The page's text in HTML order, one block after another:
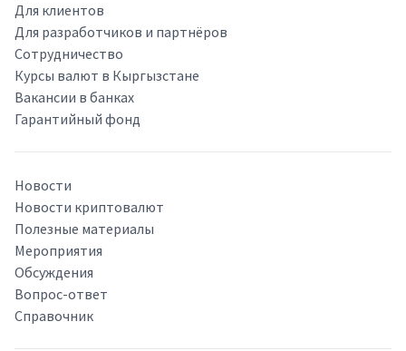
Для клиентов
Для разработчиков и партнёров
Сотрудничество
Курсы валют в Кыргызстане
Вакансии в банках
Гарантийный фонд
Новости
Новости криптовалют
Полезные материалы
Мероприятия
Обсуждения
Вопрос-ответ
Справочник